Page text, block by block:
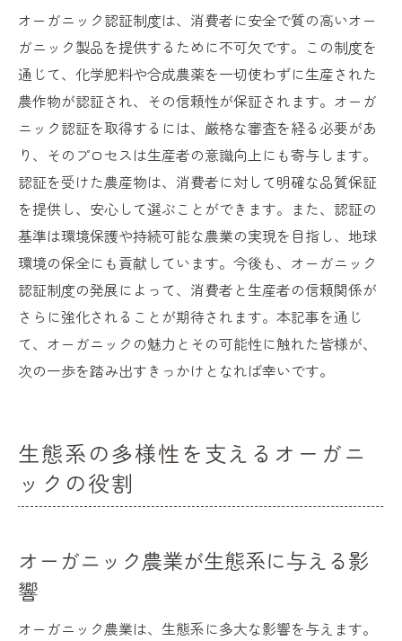
オーガニック認証制度は、消費者に安全で質の高いオー
ガニック製品を提供するために不可欠です。この制度を
通じて、化学肥料や合成農薬を一切使わずに生産された
農作物が認証され、その信頼性が保証されます。オーガ
ニック認証を取得するには、厳格な審査を経る必要があ
り、そのプロセスは生産者の意識向上にも寄与します。
認証を受けた農産物は、消費者に対して明確な品質保証
を提供し、安心して選ぶことができます。また、認証の
基準は環境保護や持続可能な農業の実現を目指し、地球
環境の保全にも貢献しています。今後も、オーガニック
認証制度の発展によって、消費者と生産者の信頼関係が
さらに強化されることが期待されます。本記事を通じ
て、オーガニックの魅力とその可能性に触れた皆様が、
次の一歩を踏み出すきっかけとなれば幸いです。
生態系の多様性を支えるオーガニ
ックの役割
オーガニック農業が生態系に与える影
響
オーガニック農業は、生態系に多大な影響を与えます。